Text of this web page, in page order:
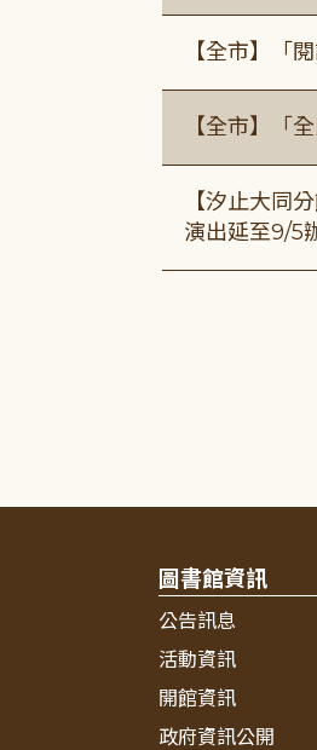
【全市】「
【全市】「
【汐止大同
演出延至9/5
圖書館資訊
公告訊息
活動資訊
開館資訊
政府資訊公開